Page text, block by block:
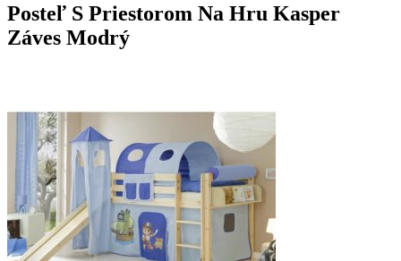
Posteľ S Priestorom Na Hru Kasper
Záves Modrý